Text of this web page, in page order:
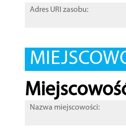
Adres URI zasobu:
Nazwa miejscowości: